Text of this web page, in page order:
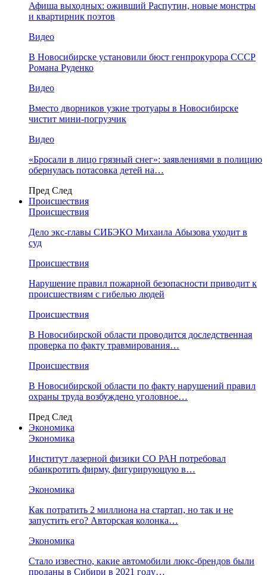
Афиша выходных: оживший Распутин, новые монстры
и квартирник поэтов
Видео
В Новосибирске установили бюст генпрокурора СССР
Романа Руденко
Видео
Вместо дворников узкие тротуары в Новосибирске
чистит мини-погрузчик
Видео
«Бросали в лицо грязный снег»: заявлениями в полицию
обернулась потасовка детей на…
Пред След
Происшествия
Происшествия
Дело экс-главы СИБЭКО Михаила Абызова уходит в
суд
Происшествия
Нарушение правил пожарной безопасности приводит к
происшествиям с гибелью людей
Происшествия
В Новосибирской области проводится доследственная
проверка по факту травмирования…
Происшествия
В Новосибирской области по факту нарушений правил
охраны труда возбуждено уголовное…
Пред След
Экономика
Экономика
Институт лазерной физики СО РАН потребовал
обанкротить фирму, фигурирующую в…
Экономика
Как потратить 2 миллиона на стартап, но так и не
запустить его? Авторская колонка…
Экономика
Стало известно, какие автомобили люкс-брендов были
проданы в Сибири в 2021 году…